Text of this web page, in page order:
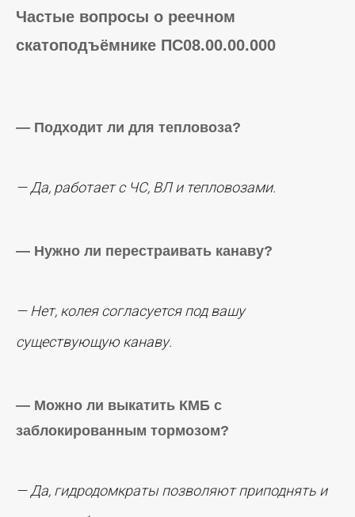
Частые вопросы о реечном
скатоподъёмнике ПС08.00.00.000
— Подходит ли для тепловоза?
— Да, работает с ЧС, ВЛ и тепловозами.
— Нужно ли перестраивать канаву?
— Нет, колея согласуется под вашу
существующую канаву.
— Можно ли выкатить КМБ с
заблокированным тормозом?
— Да, гидродомкраты позволяют приподнять и